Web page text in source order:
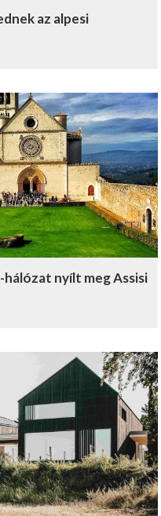
az alpesi
nyílt meg Assisi